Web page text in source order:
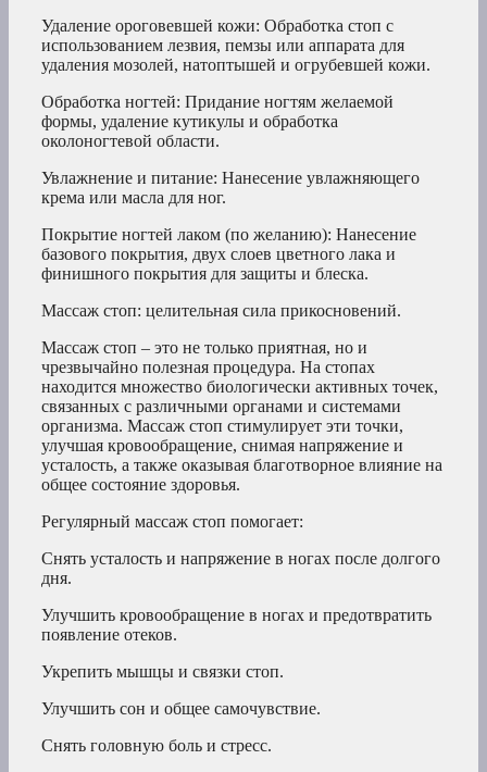
Удаление ороговевшей кожи: Обработка стоп с
использованием лезвия, пемзы или аппарата для
удаления мозолей, натоптышей и огрубевшей кожи.
Обработка ногтей: Придание ногтям желаемой
формы, удаление кутикулы и обработка
околоногтевой области.
Увлажнение и питание: Нанесение увлажняющего
крема или масла для ног.
Покрытие ногтей лаком (по желанию): Нанесение
базового покрытия, двух слоев цветного лака и
финишного покрытия для защиты и блеска.
Массаж стоп: целительная сила прикосновений.
Массаж стоп – это не только приятная, но и
чрезвычайно полезная процедура. На стопах
находится множество биологически активных точек,
связанных с различными органами и системами
организма. Массаж стоп стимулирует эти точки,
улучшая кровообращение, снимая напряжение и
усталость, а также оказывая благотворное влияние на
общее состояние здоровья.
Регулярный массаж стоп помогает:
Снять усталость и напряжение в ногах после долгого
дня.
Улучшить кровообращение в ногах и предотвратить
появление отеков.
Укрепить мышцы и связки стоп.
Улучшить сон и общее самочувствие.
Снять головную боль и стресс.